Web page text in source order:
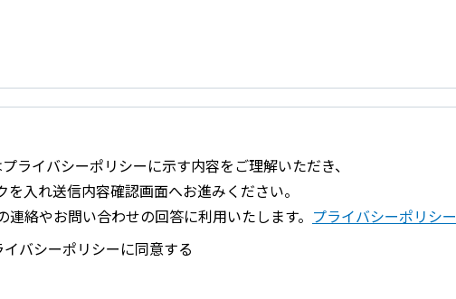
ライバシーポリシーに示す内容をご理解いただき、
を入れ送信内容確認画面へお進みください。
絡やお問い合わせの回答に利用いたします。 プライバシーポリシー
イバシーポリシーに同意する